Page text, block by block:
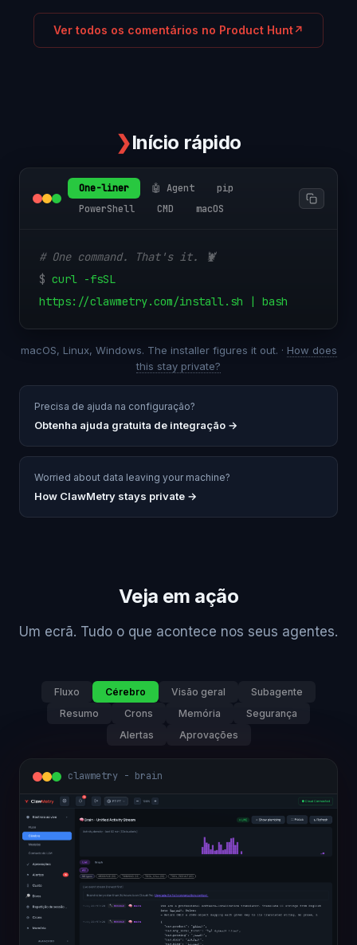
Ver todos os comentários no Product Hunt↗
❯Início rápido
One-liner 🤖 Agent
pip
PowerShell
CMD macOS
# One command. That's it. 🦞
$ curl -fsSL
https://clawmetry.com/install.sh | bash
macOS, Linux, Windows. The installer figures it out. · How does
this stay private?
Precisa de ajuda na configuração?
Obtenha ajuda gratuita de integração →
Worried about data leaving your machine?
How ClawMetry stays private →
Veja em ação
Um ecrã. Tudo o que acontece nos seus agentes.
Fluxo Cérebro Visão geral
Subagente
Resumo
Crons Memória
Segurança
Alertas
Aprovações
clawmetry - overview